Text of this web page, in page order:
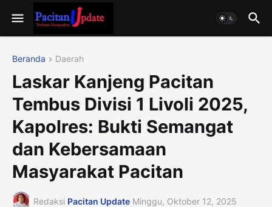
Beranda Daerah
Laskar Kanjeng Pacitan
Tembus Divisi 1 Livoli 2025,
Kapolres: Bukti Semangat
dan Kebersamaan
Masyarakat Pacitan
Redaksi Pacitan Update Minggu, Oktober 12, 2025